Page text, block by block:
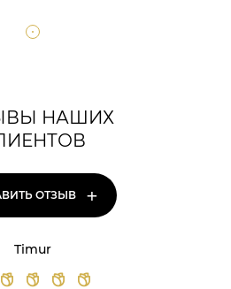
НАШИХ
ОТЗЫВ +
Timur